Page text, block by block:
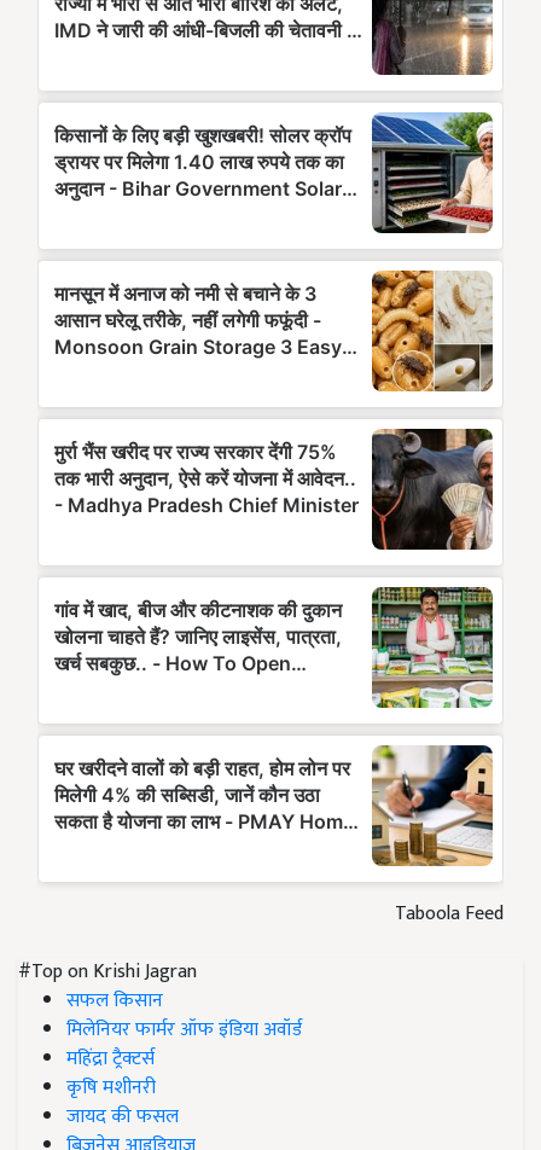
Taboola Feed
#Top on Krishi Jagran
सफल किसान
मिलेनियर फार्मर ऑफ इंडिया अवॉर्ड
महिंद्रा ट्रैक्टर्स
कृषि मशीनरी
जायद की फसल